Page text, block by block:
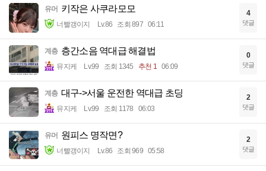
유머 키작은 사쿠라모모
너빨갱이지 Lv.86 조회 897 06:11
4
댓글
계층 층간소음 역대급 해결법
뮤지케 Lv.99 조회 1345 추천 1 06:09
0
댓글
계층 대구->서울 운전한 역대급 초딩
뮤지케 Lv.99 조회 1178 06:03
2
댓글
유머 원피스 명작면?
너빨갱이지 Lv.86 조회 969 05:58
2
댓글